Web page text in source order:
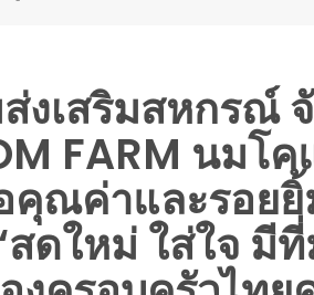
งเสริมสหกรณ์
FARM นมโ
คุณค่าและรอย
ดใหม่ ใส่ใจ มี